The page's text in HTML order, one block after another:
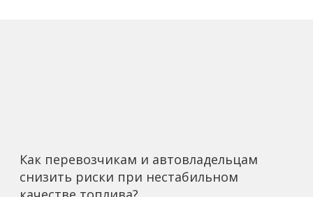
Как перевозчикам и автовладельцам
снизить риски при нестабильном